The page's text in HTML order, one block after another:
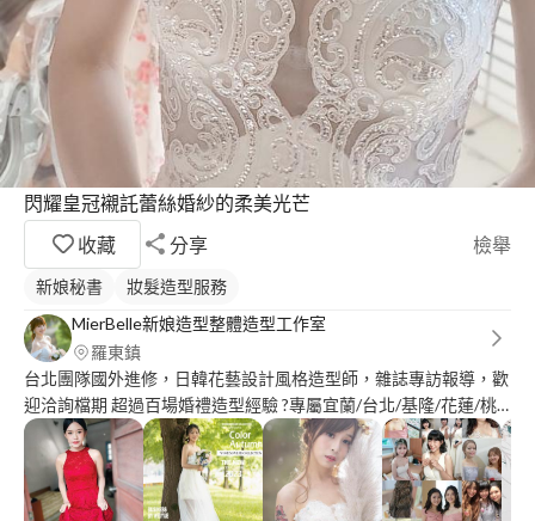
閃耀皇冠襯託蕾絲婚紗的柔美光芒
收藏
分享 檢舉
新娘秘書
妝髮造型服務
MierBelle新娘造型整體造型工作室
羅東鎮
台北團隊國外進修，日韓花藝設計風格造型師，雜誌專訪報導，歡
迎洽詢檔期 超過百場婚禮造型經驗 ?專屬宜蘭/台北/基隆/花蓮/桃
園/新竹/苗栗/台中/高雄/台南/台東彰化.新娘造型師 ?採用高檔香奈
兒 make up forever . Bobbi brown YSL Dior NARS系列彩妝保養品
獨創手作 不凋乾燥永生花，swaroski鑽飾皇冠大紗，新娘客製捧花
手創 ✨擅長水光韓式肌，甜美可愛浪漫日系仙女系列，輕柔日式睫